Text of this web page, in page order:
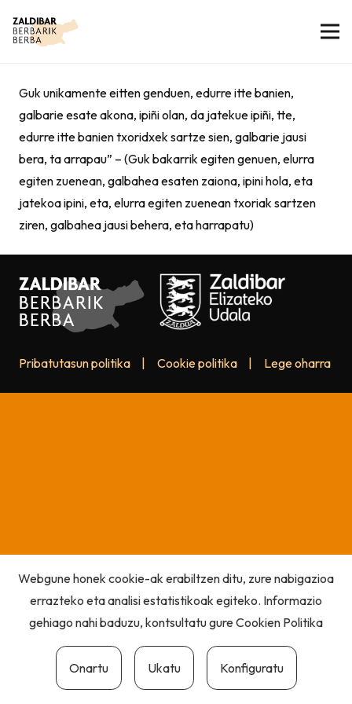
Guk unikamente eitten genduen, edurre itte banien,
galbarie esate akona, ipiñi olan, da jatekue ipiñi, tte,
edurre itte banien txoridxek sartze sien, galbarie jausi
bera, ta arrapau” – (Guk bakarrik egiten genuen, elurra
egiten zuenean, galbahea esaten zaiona, ipini hola, eta
jatekoa ipini, eta, elurra egiten zuenean txoriak sartzen
ziren, galbahea jausi behera, eta harrapatu)
Pribatutasun politika Cookie politika Lege oharra
Webgune honek cookie-ak erabiltzen ditu, zure nabigazioa
errazteko eta analisi estatistikoak egiteko. Informazio
gehiago nahi baduzu, kontsultatu gureCookien Politika
Onartu Ukatu Konfiguratu